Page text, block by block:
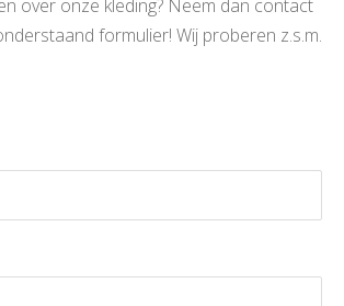
over onze kleding? Neem dan contact
formulier! Wij proberen z.s.m.